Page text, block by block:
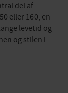
del af
eller 160, en
levetid og
og stilen i